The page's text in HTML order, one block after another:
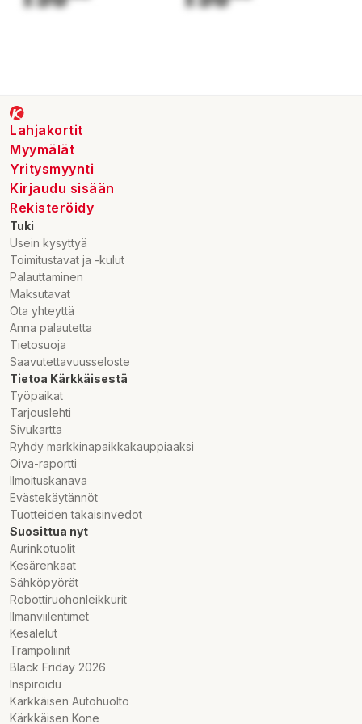
Lahjakortit
Myymälät
Yritysmyynti
Kirjaudu sisään
Rekisteröidy
Tuki
Usein kysyttyä
Toimitustavat ja -kulut
Palauttaminen
Maksutavat
Ota yhteyttä
Anna palautetta
Tietosuoja
Saavutettavuusseloste
Tietoa Kärkkäisestä
Työpaikat
Tarjouslehti
Sivukartta
Ryhdy markkinapaikkakauppiaaksi
Oiva-raportti
Ilmoituskanava
Evästekäytännöt
Tuotteiden takaisinvedot
Suosittua nyt
Aurinkotuolit
Kesärenkaat
Sähköpyörät
Robottiruohonleikkurit
Ilmanviilentimet
Kesälelut
Trampoliinit
Black Friday 2026
Inspiroidu
Kärkkäisen Autohuolto
Kärkkäisen Kone